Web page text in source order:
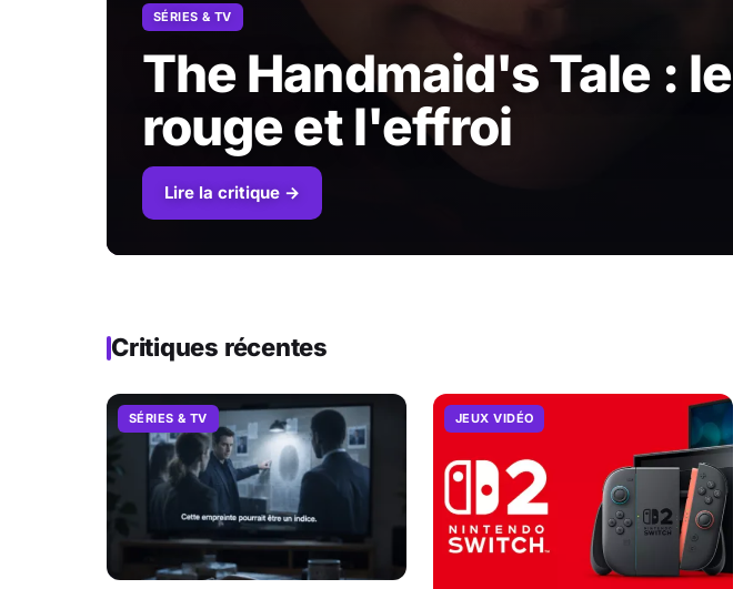
SÉRIES & TV
The Handmaid's Tale : le
rouge et l'effroi
Lire la critique →
Critiques récentes
SÉRIES & TV JEUX VIDÉO